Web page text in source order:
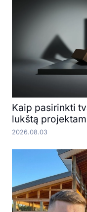
Kaip pasirinkti
lukštą
2026.08.03